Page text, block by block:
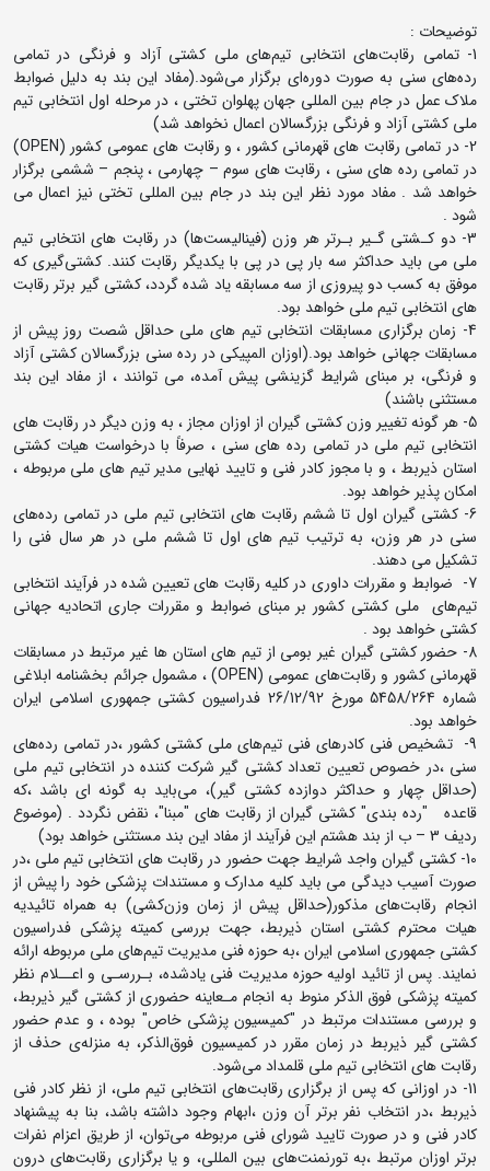
توضیحات :
1- تمامی رقابت‌های انتخابی تیم‌های ملی کشتی آزاد و فرنگی در تمامی
رده‌های سنی به صورت دوره‌ای برگزار می‌شود.(مفاد این بند به دلیل ضوابط
ملاک عمل در جام بین المللی جهان پهلوان تختی ، در مرحله اول انتخابی تیم
ملی کشتی آزاد و فرنگی بزرگسالان اعمال نخواهد شد)
2- در تمامی رقابت های قهرمانی کشور ، و رقابت های عمومی کشور (OPEN)
در تمامی رده های سنی ، رقابت های سوم – چهارمی ، پنجم – ششمی برگزار
خواهد شد . مفاد مورد نظر این بند در جام بین المللی تختی نیز اعمال می
شود .
3- دو کـشتی گـیر بـرتر هر وزن (فینالیست‌ها) در رقابت های انتخابی تیم
ملی می باید حداکثر سه بار پی در پی با یکدیگر رقابت کنند. کشتی‌گیری که
موفق به کسب دو پیروزی از سه مسابقه یاد شده گردد، کشتی گیر برتر رقابت
های انتخابی تیم ملی خواهد بود.
4- زمان برگزاری مسابقات انتخابی تیم های ملی حداقل شصت روز پیش از
مسابقات جهانی خواهد بود.(اوزان المپیکی در رده سنی بزرگسالان کشتی آزاد
و فرنگی، بر مبنای شرایط گزینشی پیش آمده، می توانند ، از مفاد این بند
مستثنی باشند)
5- هر گونه تغییر وزن کشتی گیران از اوزان مجاز ، به وزن دیگر در رقابت های
انتخابی تیم ملی در تمامی رده های سنی ، صرفاً با درخواست هیات کشتی
استان ذیربط ، و با مجوز کادر فنی و تایید نهایی مدیر تیم های ملی مربوطه ،
امکان پذیر خواهد بود.
6- کشتی گیران اول تا ششم رقابت های انتخابی تیم ملی در تمامی رده‌های
سنی در هر وزن، به ترتیب تیم های اول تا ششم ملی در هر سال فنی را
تشکیل می دهند.
7- ضوابط و مقررات داوری در کلیه رقابت های تعیین شده در فرآیند انتخابی
تیم‌های ملی کشتی کشور بر مبنای ضوابط و مقررات جاری اتحادیه جهانی
کشتی خواهد بود .
8- حضور کشتی گیران غیر بومی از تیم های استان ها غیر مرتبط در مسابقات
قهرمانی کشور و رقابت‌های عمومی (OPEN) ، مشمول جرائم بخشنامه ابلاغی
شماره 5458/264 مورخ 26/12/92 فدراسیون کشتی جمهوری اسلامی ایران
خواهد بود.
9- تشخیص فنی کادر‌های فنی تیم‌های ملی کشتی کشور ،در تمامی رده‌های
سنی ،در خصوص تعیین تعداد کشتی گیر شرکت کننده در انتخابی تیم ملی
(حداقل چهار و حداکثر دوازده کشتی گیر)، می‌باید به گونه ای باشد ،که
قاعده "رده بندی" کشتی گیران از رقابت های "مبنا"، نقض نگردد . (موضوع
ردیف 3 – ب از بند هشتم این فرآیند از مفاد این بند مستثنی خواهد بود)
10- کشتی گیران واجد شرایط جهت حضور در رقابت های انتخابی تیم ملی ،در
صورت آسیب دیدگی می باید کلیه مدارک و مستندات پزشکی خود را پیش از
انجام رقابت‌های مذکور(حداقل پیش از زمان وزن‌کشی) به همراه تائیدیه
هیات محترم کشتی استان ذیربط، جهت بررسی کمیته پزشکی فدراسیون
کشتی جمهوری اسلامی ایران ،به حوزه فنی مدیریت تیم‌های ملی مربوطه ارائه
نمایند. پس از تائید اولیه حوزه مدیریت فنی یادشده، بـررسـی و اعــلام نظر
کمیته پزشکی فوق الذکر منوط به انجام مـعاینه حضوری از کشتی گیر ذیربط،
و بررسی مستندات مرتبط در "کمیسیون پزشکی خاص" بوده ، و عدم حضور
کشتی گیر ذیربط در زمان مقرر در کمیسیون فوق‌الذکر، به منزله‌ی حذف از
رقابت های انتخابی تیم ملی قلمداد می‌شود.
11- در اوزانی که پس از برگزاری رقابت‌های انتخابی تیم ملی، از نظر کادر فنی
ذیربط ،در انتخاب نفر برتر آن وزن ،ابهام وجود داشته باشد، بنا به پیشنهاد
کادر فنی و در صورت تایید شورای فنی مربوطه می‌توان، از طریق اعزام نفرات
برتر اوزان مرتبط ،به تورنمنت‌های بین المللی، و یا برگزاری رقابت‌های درون